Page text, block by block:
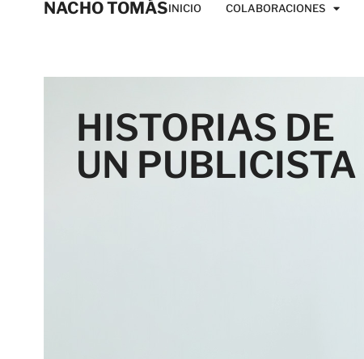
NACHO TOMÁSINICIO COLABORACIONES
HISTORIAS DE
UN PUBLICISTA